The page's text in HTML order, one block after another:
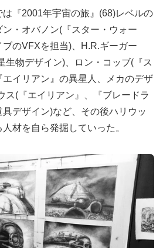
『2001年宇宙の旅』(68)レベルの
・オバノン(『スター・ウォー
のVFXを担当)、H.R.ギーガー
生物デザイン)、ロン・コッブ(『ス
イリアン』の異星人、メカのデザ
ス(『エイリアン』、『ブレードラ
デザイン)など、その後ハリウッ
材を自ら発掘していった。